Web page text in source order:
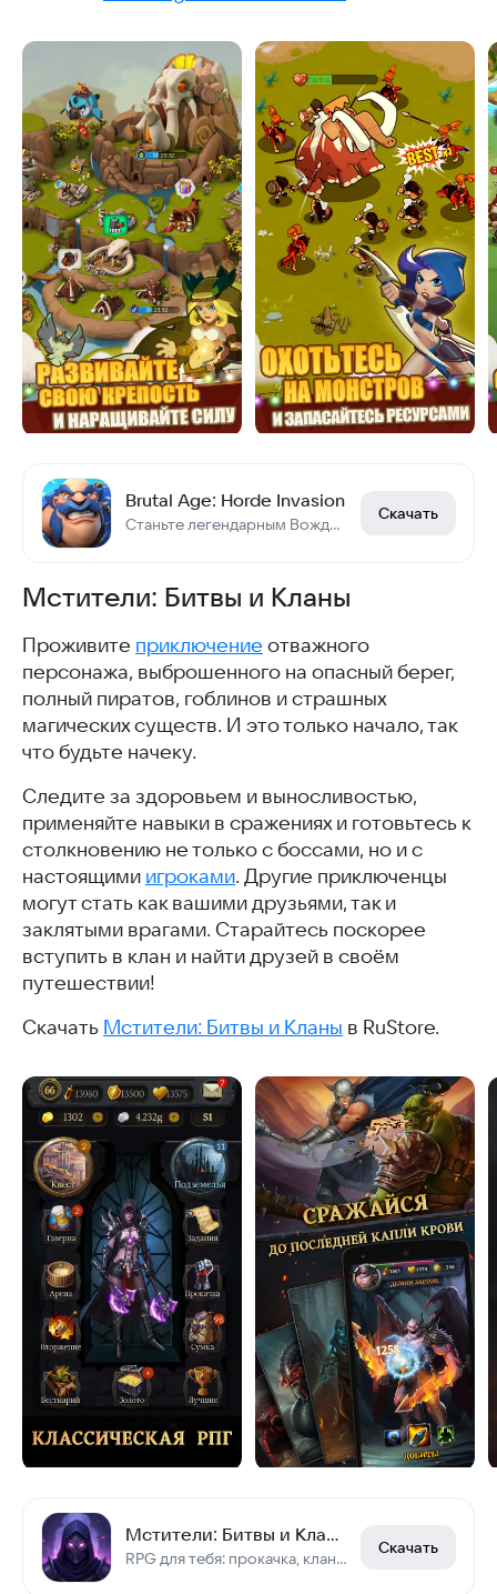
Brutal Age: Horde Invasion
Станьте легендарным Вождем!
Скачать
Мстители: Битвы и Кланы
Проживите приключение отважного
персонажа, выброшенного на опасный берег,
полный пиратов, гоблинов и страшных
магических существ. И это только начало, так
что будьте начеку.
Следите за здоровьем и выносливостью,
применяйте навыки в сражениях и готовьтесь к
столкновению не только с боссами, но и с
настоящими игроками. Другие приключенцы
могут стать как вашими друзьями, так и
заклятыми врагами. Старайтесь поскорее
вступить в клан и найти друзей в своём
путешествии!
Скачать Мстители: Битвы и Кланы в RuStore.
Мстители: Битвы и Кланы
RPG для тебя: прокачка, кланы, PvP
Скачать